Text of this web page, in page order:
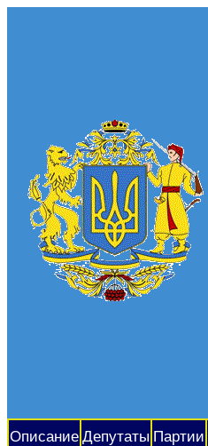
Описание Депутаты Партии